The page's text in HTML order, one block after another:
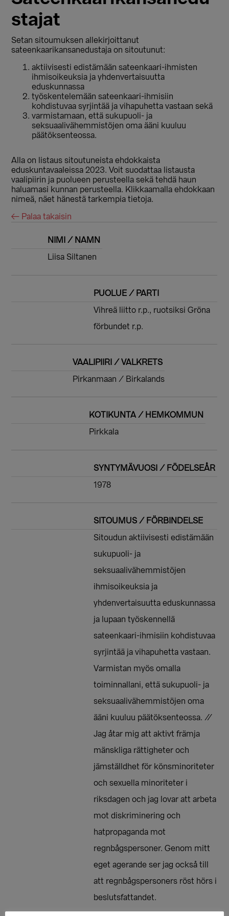
stajat
Setan sitoumuksen allekirjoittanut
sateenkaarikansanedustaja on sitoutunut:
aktiivisesti edistämään sateenkaari-ihmisten
ihmisoikeuksia ja yhdenvertaisuutta
eduskunnassa
työskentelemään sateenkaari-ihmisiin
kohdistuvaa syrjintää ja vihapuhetta vastaan sekä
varmistamaan, että sukupuoli- ja
seksuaalivähemmistöjen oma ääni kuuluu
päätöksenteossa.
Alla on listaus sitoutuneista ehdokkaista
eduskuntavaaleissa 2023. Voit suodattaa listausta
vaalipiirin ja puolueen perusteella sekä tehdä haun
haluamasi kunnan perusteella. Klikkaamalla ehdokkaan
nimeä, näet hänestä tarkempia tietoja.
← Palaa takaisin
NIMI / NAMN
Liisa Siltanen
PUOLUE / PARTI
Vihreä liitto r.p., ruotsiksi Gröna
förbundet r.p.
VAALIPIIRI / VALKRETS
Pirkanmaan / Birkalands
KOTIKUNTA / HEMKOMMUN
Pirkkala
SYNTYMÄVUOSI / FÖDELSEÅR
1978
SITOUMUS / FÖRBINDELSE
Sitoudun aktiivisesti edistämään
sukupuoli- ja
seksuaalivähemmistöjen
ihmisoikeuksia ja
yhdenvertaisuutta eduskunnassa
ja lupaan työskennellä
sateenkaari-ihmisiin kohdistuvaa
syrjintää ja vihapuhetta vastaan.
Varmistan myös omalla
toiminnallani, että sukupuoli- ja
seksuaalivähemmistöjen oma
ääni kuuluu päätöksenteossa. //
Jag åtar mig att aktivt främja
mänskliga rättigheter och
jämställdhet för könsminoriteter
och sexuella minoriteter i
riksdagen och jag lovar att arbeta
mot diskriminering och
hatpropaganda mot
regnbågspersoner. Genom mitt
eget agerande ser jag också till
att regnbågspersoners röst hörs i
beslutsfattandet.